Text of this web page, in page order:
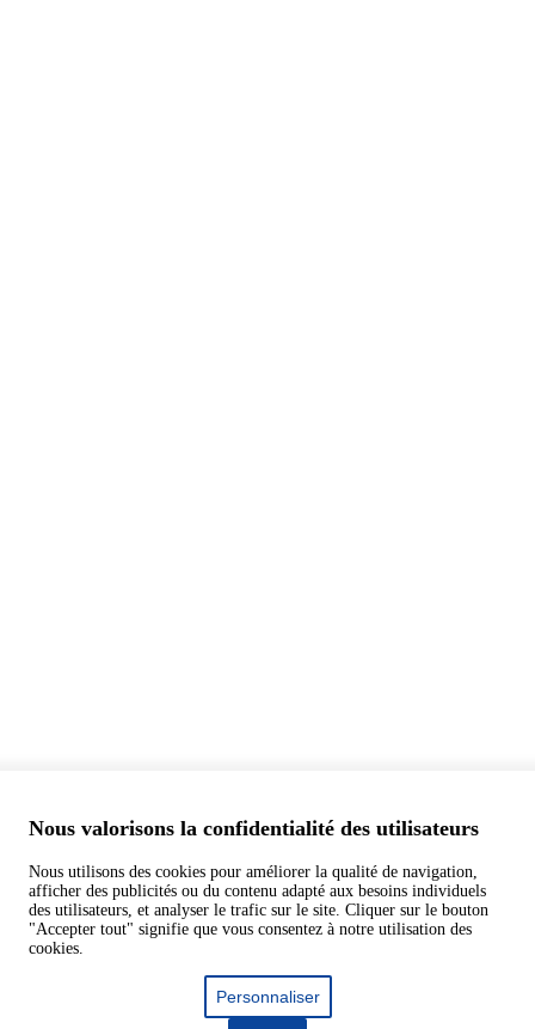
Nous valorisons la confidentialité des utilisateurs
Nous utilisons des cookies pour améliorer la qualité de navigation,
afficher des publicités ou du contenu adapté aux besoins individuels
des utilisateurs, et analyser le trafic sur le site. Cliquer sur le bouton
"Accepter tout" signifie que vous consentez à notre utilisation des
cookies.
Personnaliser